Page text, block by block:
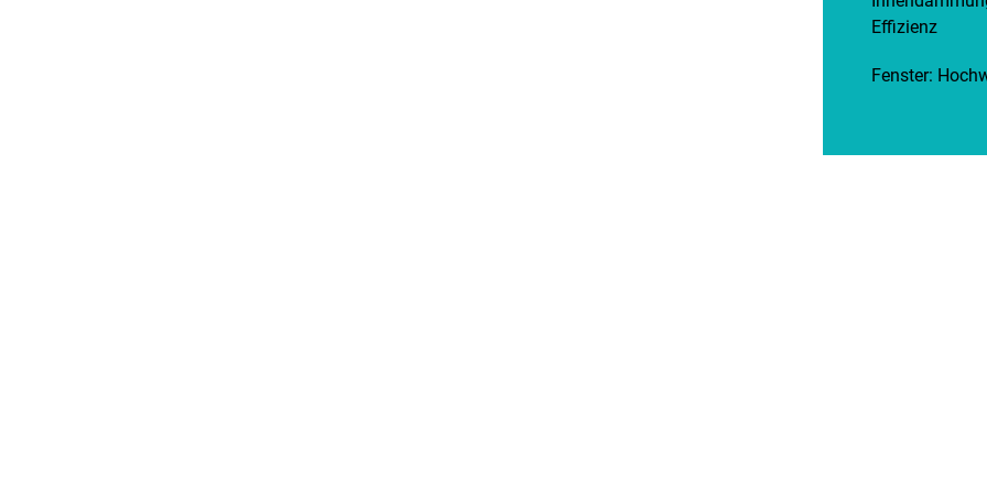
Effizienz
Fenster: